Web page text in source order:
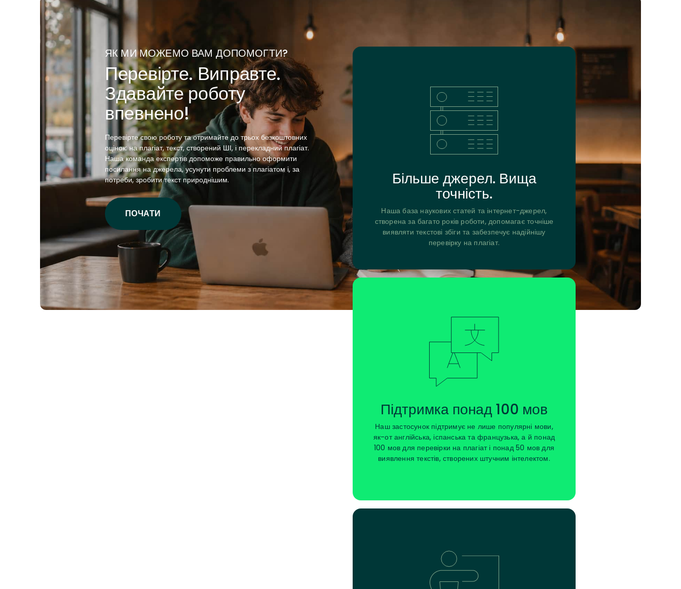
ЯК МИ МОЖЕМО ВАМ ДОПОМОГТИ?
Перевірте. Виправте.
Здавайте роботу
впевнено!
Перевірте свою роботу та отримайте до трьох безкоштовних
оцінок: на плагіат, текст, створений ШІ, і перекладний плагіат.
Наша команда експертів допоможе правильно оформити
посилання на джерела, усунути проблеми з плагіатом і, за
потреби, зробити текст природнішим.
ПОЧАТИ
Більше джерел. Вища
точність.
Наша база наукових статей та інтернет-джерел,
створена за багато років роботи, допомагає точніше
виявляти текстові збіги та забезпечує надійнішу
перевірку на плагіат.
Підтримка понад 100 мов
Наш застосунок підтримує не лише популярні мови,
як-от англійська, іспанська та французька, а й понад
100 мов для перевірки на плагіат і понад 50 мов для
виявлення текстів, створених штучним інтелектом.